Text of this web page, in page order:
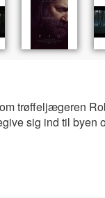
trøffeljægeren
sig ind til byen